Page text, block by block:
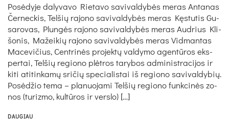
Posė­dy­je da­ly­va­vo Rie­ta­vo sa­vi­val­dybės me­ras An­ta­nas
Čer­nec­kis, Tel­šių ra­jo­no sa­vi­val­dybės me­ras Kęstu­tis Gu­
sa­ro­vas, Plungės ra­jo­no sa­vi­val­dybės me­ras Aud­rius Kli­
šo­nis, Ma­žei­kių ra­jo­no sa­vi­val­dybės me­ras Vid­man­tas
Ma­ce­vi­čius, Cent­rinės pro­jektų val­dy­mo agentū­ros eks­
per­tai, Tel­šių re­gio­no plėtros ta­ry­bos ad­mi­nist­ra­ci­jos ir
ki­ti ati­tin­kamų sri­čių spe­cia­lis­tai iš re­gio­no sa­vi­val­dy­bių.
Posėd­žio te­ma – pla­nuo­ja­mi Tel­šių re­gio­no funk­cinės zo­
nos (tu­riz­mo, kultū­ros ir vers­lo) […]
DAUGIAU